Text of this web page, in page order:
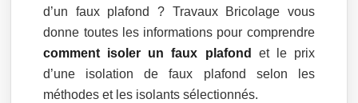
d’un faux plafond ? Travaux Bricolage vous
donne toutes les informations pour comprendre
comment isoler un faux plafond
et le prix
d’une isolation de faux plafond selon les
méthodes et les isolants sélectionnés.